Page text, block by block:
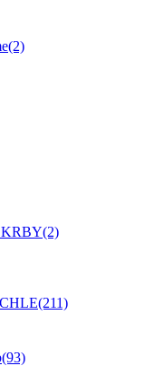
(2)
(2)
(211)
(93)